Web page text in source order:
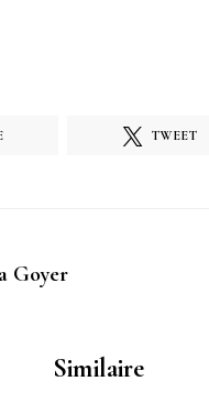
TWEET
Goyer
Similaire